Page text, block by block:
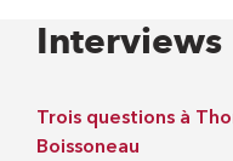
Interviews
Trois questions à
Boissoneau